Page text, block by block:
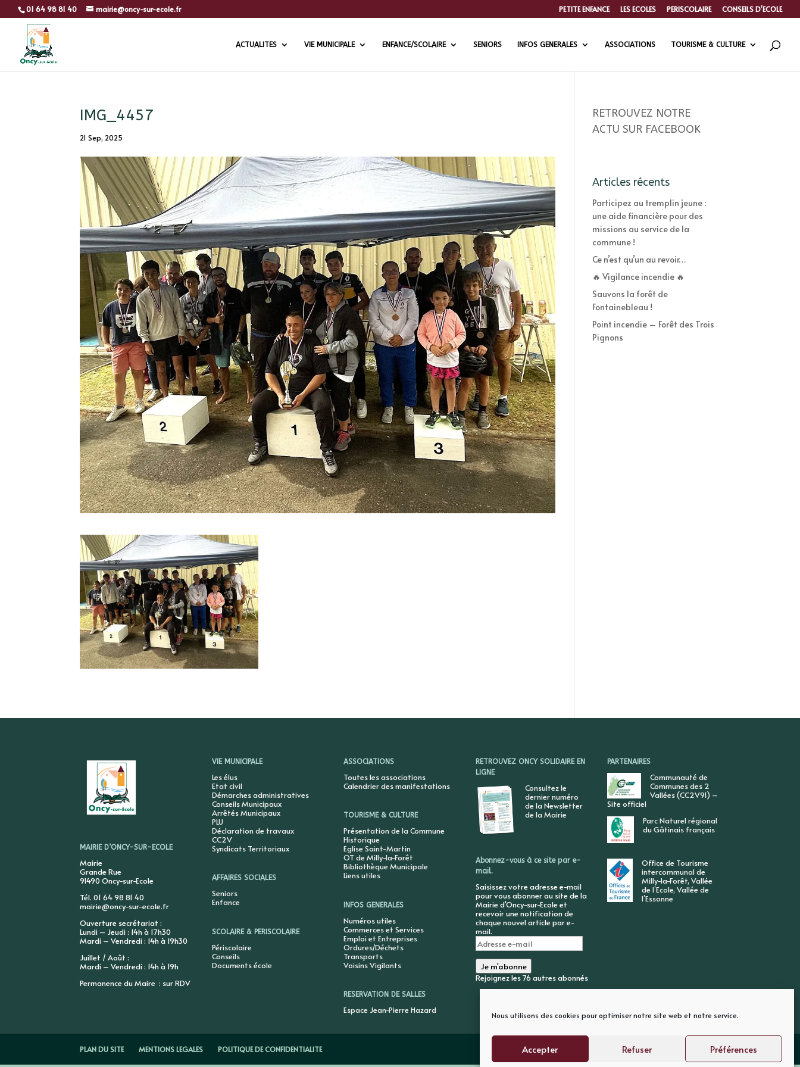
Nous utilisons des cookies pour optimiser notre site web et notre service.
Accepter Refuser Préférences
01 64 98 81 40 mairie@oncy-sur-ecole.fr PETITE ENFANCE LES ECOLES PERISCOLAIRE CONSEILS D’ECOLE
ACTUALITES VIE MUNICIPALE ENFANCE/SCOLAIRE SENIORS INFOS GENERALES ASSOCIATIONS TOURISME & CULTURE
IMG_4457
21 Sep, 2025
RETROUVEZ NOTRE
ACTU SUR FACEBOOK
Articles récents
Participez au tremplin jeune :
une aide financière pour des
missions au service de la
commune !
Ce n’est qu’un au revoir…
🔥 Vigilance incendie 🔥
Sauvons la forêt de
Fontainebleau !
Point incendie – Forêt des Trois
Pignons
MAIRIE D’ONCY-SUR-ECOLE
Mairie
Grande Rue
91490 Oncy-sur-Ecole
Tél. 01 64 98 81 40
mairie@oncy-sur-ecole.fr
Ouverture secrétariat :
Lundi – Jeudi : 14h à 17h30
Mardi – Vendredi : 14h à 19h30
Juillet / Août :
Mardi – Vendredi : 14h à 19h
Permanence du Maire : sur RDV
VIE MUNICIPALE
Les élus
Etat civil
Démarches administratives
Conseils Municipaux
Arrêtés Municipaux
PLU
Déclaration de travaux
CC2V
Syndicats Territoriaux
AFFAIRES SOCIALES
Seniors
Enfance
SCOLAIRE & PERISCOLAIRE
Périscolaire
Conseils
Documents école
ASSOCIATIONS
Toutes les associations
Calendrier des manifestations
TOURISME & CULTURE
Présentation de la Commune
Historique
Eglise Saint-Martin
OT de Milly-la-Forêt
Bibliothèque Municipale
Liens utiles
INFOS GENERALES
Numéros utiles
Commerces et Services
Emploi et Entreprises
Ordures/Déchets
Transports
Voisins Vigilants
RESERVATION DE SALLES
Espace Jean-Pierre Hazard
RETROUVEZ ONCY SOLIDAIRE EN
LIGNE
Consultez le
dernier numéro
de la Newsletter
de la Mairie
Abonnez-vous à ce site par e-
mail.
Saisissez votre adresse e-mail
pour vous abonner au site de la
Mairie d'Oncy-sur-Ecole et
recevoir une notification de
chaque nouvel article par e-
mail.
Adresse
e-
mail
Je m'abonne
Rejoignez les 76 autres abonnés
PARTENAIRES
Communauté de
Communes des 2
Vallées (CC2V91) –
Site officiel
Parc Naturel régional
du Gâtinais français
Office de Tourisme
intercommunal de
Milly-la-Forêt, Vallée
de l’Ecole, Vallée de
l’Essonne
PLAN DU SITE MENTIONS LEGALES POLITIQUE DE CONFIDENTIALITE